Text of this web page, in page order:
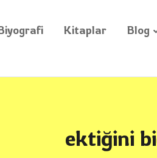
Kitaplar Blog
ektiğini